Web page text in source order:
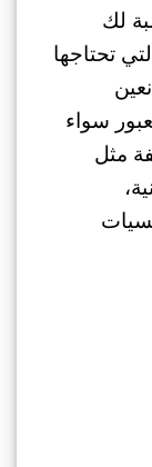
لك
تحتاجها
سواء
مثل